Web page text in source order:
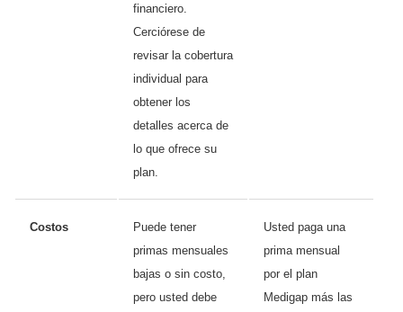
financiero.
Cerciórese de
revisar la cobertura
individual para
obtener los
detalles acerca de
lo que ofrece su
plan.
Costos
Puede tener
primas mensuales
bajas o sin costo,
pero usted debe
Usted paga una
prima mensual
por el plan
Medigap más las